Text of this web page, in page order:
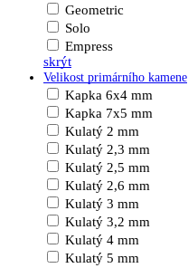
Geometric
Solo
Empress
skrýt
Velikost primárního kamene
Kapka 6x4 mm
Kapka 7x5 mm
Kulatý 2 mm
Kulatý 2,3 mm
Kulatý 2,5 mm
Kulatý 2,6 mm
Kulatý 3 mm
Kulatý 3,2 mm
Kulatý 4 mm
Kulatý 5 mm